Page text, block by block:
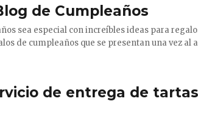
de Cumpleaños
sea especial con increíbles ideas para
de cumpleaños que se presentan una vez al
de entrega de